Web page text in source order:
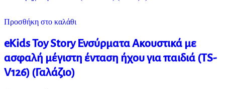
Προσθήκη στο καλάθι
eKids Toy Story Ενσύρματα Ακουστικά με
ασφαλή μέγιστη ένταση ήχου για παιδιά (TS-
V126) (Γαλάζιο)